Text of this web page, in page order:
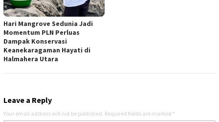
Hari Mangrove Sedunia Jadi
Momentum PLN Perluas
Dampak Konservasi
Keanekaragaman Hayati di
Halmahera Utara
Leave a Reply
Your email address will not be published. Required fields are marked *